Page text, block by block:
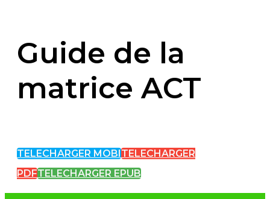
Guide de la
matrice ACT
TELECHARGER MOBI TELECHARGER
PDFTELECHARGER EPUB